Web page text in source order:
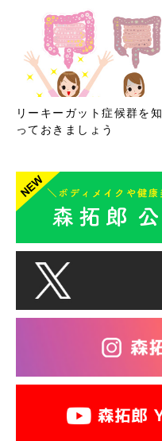
リーキーガット症候群を知
っておきましょう